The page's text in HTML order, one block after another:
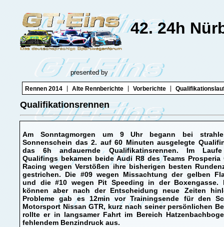
42. 24h
presented by
Rennen 2014 Alte Rennberichte Vorberichte
Qualifikationsrennen
Am Sonntagmorgen um 9 Uhr begann bei
Sonnenschein das 2. auf 60 Minuten ausgelegte
das 6h andauernde Qualifikatinsrennen. Im
Qualifings bekamen beide Audi R8 des Teams Prosperia
Racing wegen Verstößen ihre bisherigen besten
gestrichen. Die #09 wegen Missachtung der gelben
und die #10 wegen Pit Speeding in der Boxengasse.
können aber nach der Entscheidung neue Zeiten
Probleme gab es 12min vor Trainingsende für den
Motorsport Nissan GTR, kurz nach seiner persönlichen
rollte er in langsamer Fahrt im Bereich
fehlendem Benzindruck aus.